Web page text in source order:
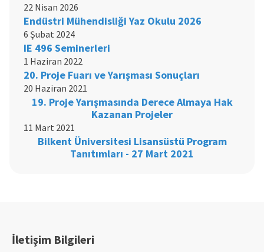
22 Nisan 2026
Endüstri Mühendisliği Yaz Okulu 2026
6 Şubat 2024
IE 496 Seminerleri
1 Haziran 2022
20. Proje Fuarı ve Yarışması Sonuçları
20 Haziran 2021
19. Proje Yarışmasında Derece Almaya Hak
Kazanan Projeler
11 Mart 2021
Bilkent Üniversitesi Lisansüstü Program
Tanıtımları - 27 Mart 2021
İletişim Bilgileri